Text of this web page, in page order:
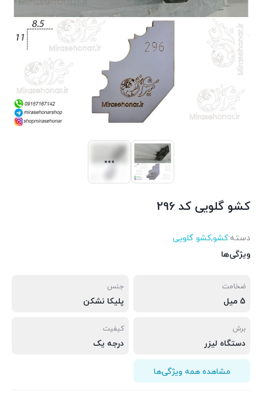
کشو گلویی کد 296
دسته:کشو,کشو گلویی
ویژگی‌ها
ضخامت
5 میل
جنس
پلیکا نشکن
برش
دستگاه لیزر
کیفیت
درجه یک
مشاهده همه ویژگی‌ها